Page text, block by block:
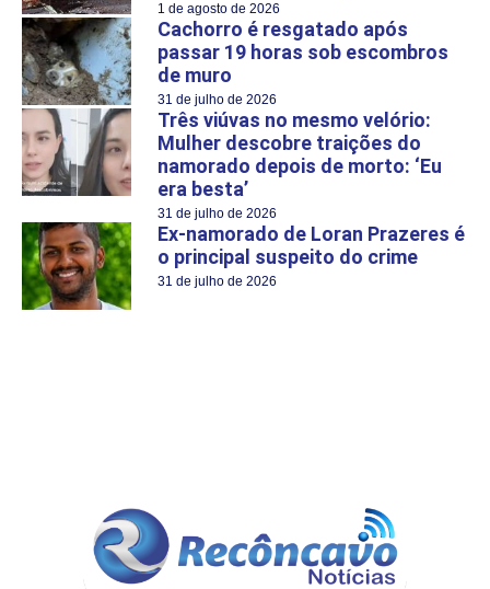
1 de agosto de 2026
Cachorro é resgatado após
passar 19 horas sob escombros
de muro
31 de julho de 2026
Três viúvas no mesmo velório:
Mulher descobre traições do
namorado depois de morto: ‘Eu
era besta’
31 de julho de 2026
Ex-namorado de Loran Prazeres é
o principal suspeito do crime
31 de julho de 2026